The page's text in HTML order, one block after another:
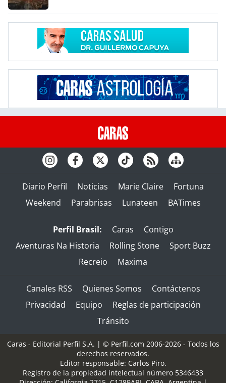
Diario Perfil Noticias Marie Claire
Fortuna
Weekend
Parabrisas Lunateen BATimes
Perfil Brasil: Caras
Contigo
Aventuras Na Historia
Rolling Stone
Sport Buzz
Recreio
Maxima
Canales RSS Quienes Somos
Contáctenos
Privacidad
Equipo
Reglas de participación
Tránsito
Caras - Editorial Perfil S.A. | © Perfil.com 2006-2026 - Todos los
derechos reservados.
Editor responsable: Carlos Piro.
Registro de la propiedad intelectual número 5346433